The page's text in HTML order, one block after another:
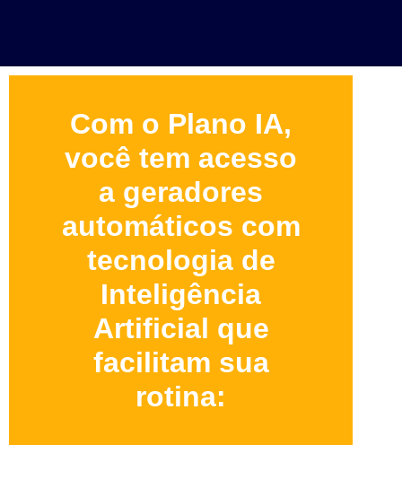
Com o Plano IA,
você tem acesso
a geradores
automáticos com
tecnologia de
Inteligência
Artificial que
facilitam sua
rotina: